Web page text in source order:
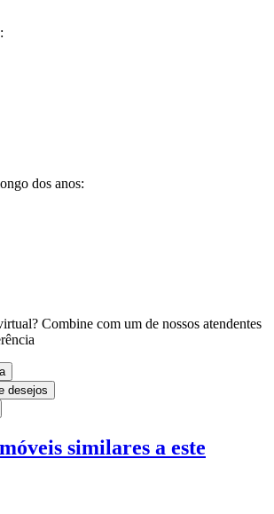
dos anos:
Combine com um de nossos atendentes
desejos
similares a este